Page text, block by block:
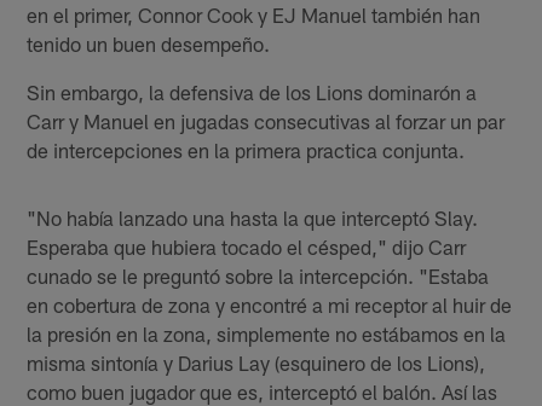
en el primer, Connor Cook y EJ Manuel también han
tenido un buen desempeño.
Sin embargo, la defensiva de los Lions dominarón a
Carr y Manuel en jugadas consecutivas al forzar un par
de intercepciones en la primera practica conjunta.
"No había lanzado una hasta la que interceptó Slay.
Esperaba que hubiera tocado el césped," dijo Carr
cunado se le preguntó sobre la intercepción. "Estaba
en cobertura de zona y encontré a mi receptor al huir de
la presión en la zona, simplemente no estábamos en la
misma sintonía y Darius Lay (esquinero de los Lions),
como buen jugador que es, interceptó el balón. Así las